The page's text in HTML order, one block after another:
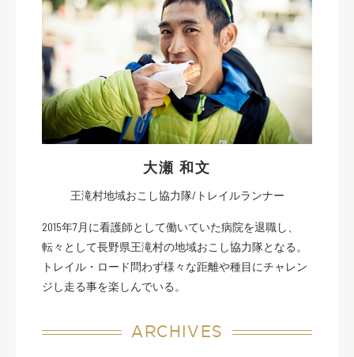
大瀬 和文
王滝村地域おこし協力隊/トレイルランナー
2015年7月に看護師として働いていた病院を退職し、
転々として長野県王滝村の地域おこし協力隊となる。
トレイル・ロード問わず様々な距離や種目にチャレン
ジし走る事を楽しんでいる。
ARCHIVES